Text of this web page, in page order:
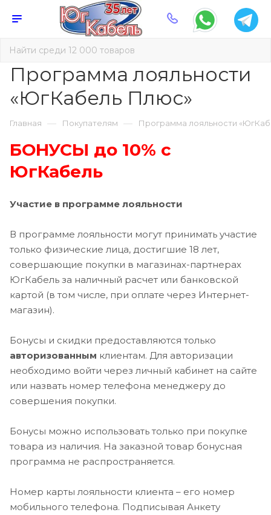
Программа лояльности
«ЮгКабель Плюс»
Главная — Покупателям — Программа лояльности
БОНУСЫ до 10% с
ЮгКабель
Участие в программе лояльности
В программе лояльности могут принимать участие
только физические лица, достигшие 18 лет,
совершающие покупки в магазинах-партнерах
ЮгКабель за наличный расчет или банковской
картой (в том числе, при оплате через Интернет-
магазин).
Бонусы и скидки предоставляются только
авторизованным клиентам. Для авторизации
необходимо войти через личный кабинет на сайте
или назвать номер телефона менеджеру до
совершения покупки.
Бонусы можно использовать только при покупке
товара из наличия. На заказной товар бонусная
программа не распространяется.
Номер карты лояльности клиента – его номер
мобильного телефона. Подписывая Анкету